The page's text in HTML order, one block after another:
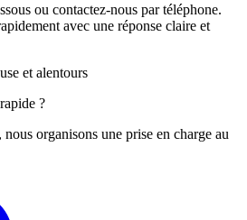
ou contactez-nous par téléphone.
avec une réponse claire et
et alentours
?
organisons une prise en charge au